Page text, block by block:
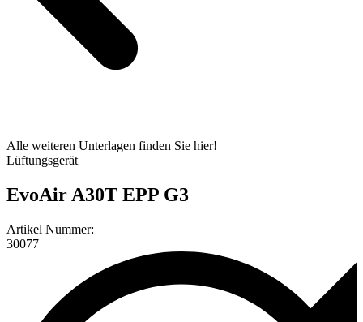
Alle weiteren Unterlagen finden Sie hier!
Lüftungsgerät
EvoAir A30T EPP G3
Artikel Nummer:
30077